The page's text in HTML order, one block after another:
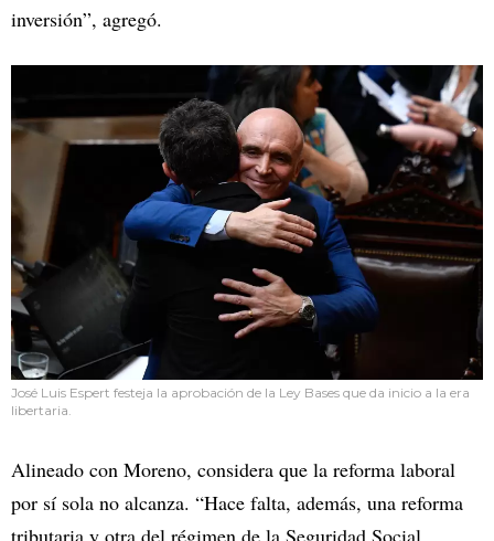
inversión”, agregó.
José Luis Espert festeja la aprobación de la Ley Bases que da inicio a la era
libertaria.
Alineado con Moreno, considera que la reforma laboral
por sí sola no alcanza. “Hace falta, además, una reforma
tributaria y otra del régimen de la Seguridad Social,